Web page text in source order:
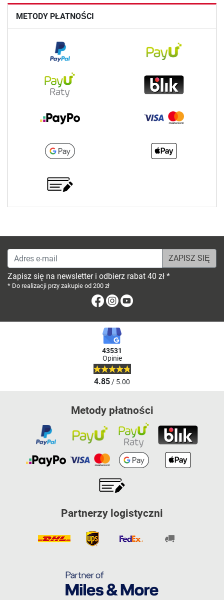
METODY PŁATNOŚCI
Adres e-mail
Zapisz się na newsletter i odbierz rabat 40 zł *
* Do realizacji przy zakupie od 200 zł
FacebookInstagram
43531
Opinie
4.85/ 5.00
Metody płatności
Partnerzy logistyczni